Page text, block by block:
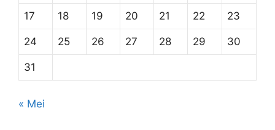
17 18 19 20 21 22 23
24 25 26 27 28 29 30
31
« Mei